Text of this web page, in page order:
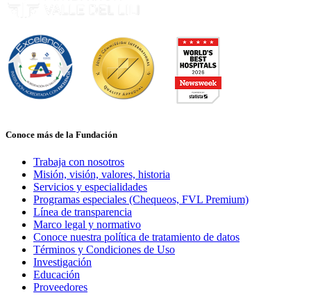
Conoce más de la Fundación
Trabaja con nosotros
Misión, visión, valores, historia
Servicios y especialidades
Programas especiales (Chequeos, FVL Premium)
Línea de transparencia
Marco legal y normativo
Conoce nuestra política de tratamiento de datos
Términos y Condiciones de Uso
Investigación
Educación
Proveedores